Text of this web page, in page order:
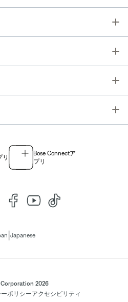
リ
Bose Connectア
プリ
Japanese
2026
ポリシーアクセシビリティ